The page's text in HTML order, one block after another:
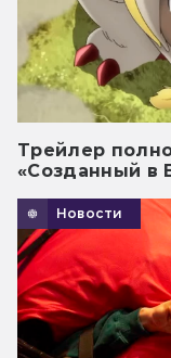
Трейлер
«Созданный в
Новости